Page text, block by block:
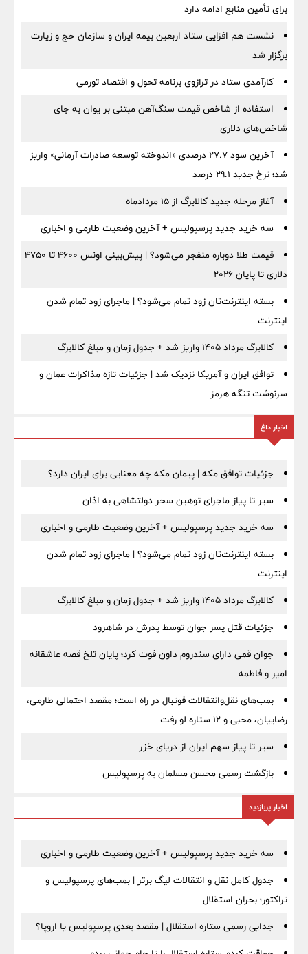
برای تأمین منابع ادامه دارد
نشست هم افزایی ستاد اربعین بیمه ایران و سازمان حج و زیارت
برگزار شد
کارآمدی ستاد در ترازوی برنامه تحول و اقتصاد تورمی
استفاده از شاخص قیمت سنگ‌آهن مبتنی بر یوان به جای
شاخص‌های دلاری
آخرین سود ۲۷.۷ درصدی «اندوخته توسعه صادرات آرمانی» واریز
شد؛ نرخ جدید ۲۹.۱ درصد
آغاز مرحله جدید کالابرگ از ۱۵ مردادماه
سه خرید جدید پرسپولیس + آخرین وضعیت طارمی و اخباری
قیمت طلا دوباره منفجر می‌شود؟ | پیش‌بینی اونس ۴۶۰۰ تا ۴۷۵۰
دلاری تا پایان ۲۰۲۶
بسته اینترنت‌تان زود تمام می‌شود؟ | ماجرای زود تمام شدن
اینترنت
کالابرگ مرداد ۱۴۰۵ واریز شد + جدول زمان و مبلغ کالابرگ
توافق ایران و آمریکا نزدیک شد | جزئیات تازه مذاکرات عمان و
سرنوشت تنگه هرمز
اخبار داغ
جزئیات توافق مکه | پیمان مکه چه معنایی برای ایران دارد؟
سیر تا پیاز ماجرای توهین سحر دولتشاهی به اذان
سه خرید جدید پرسپولیس + آخرین وضعیت طارمی و اخباری
بسته اینترنت‌تان زود تمام می‌شود؟ | ماجرای زود تمام شدن
اینترنت
کالابرگ مرداد ۱۴۰۵ واریز شد + جدول زمان و مبلغ کالابرگ
جزئیات قتل پسر جوان توسط پدرش در شاهرود
جوان قمی دارای سندروم داون فوت کرد؛ پایان تلخ قصه عاشقانه
امیر و فاطمه
بمب‌های نقل‌وانتقالات فوتبال در راه است؛ مقصد احتمالی طارمی،
رضاییان، محبی و ۱۲ ستاره لو رفت
سیر تا پیاز سهم ایران از دریای خزر
بازگشت رسمی محسن مسلمان به پرسپولیس
اخبار پربازدید
سه خرید جدید پرسپولیس + آخرین وضعیت طارمی و اخباری
جدول کامل نقل و انتقالات لیگ برتر | بمب‌های پرسپولیس و
تراکتور؛ بحران استقلال
جدایی رسمی ستاره استقلال | مقصد بعدی پرسپولیس یا اروپا؟